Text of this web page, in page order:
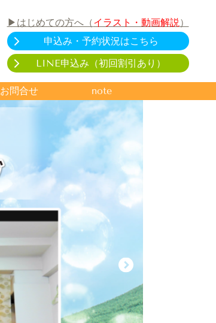
▶はじめての方へ（イラスト・動画解説）
申込み・予約状況はこちら
LINE申込み（初回割引あり）
お問合せ note